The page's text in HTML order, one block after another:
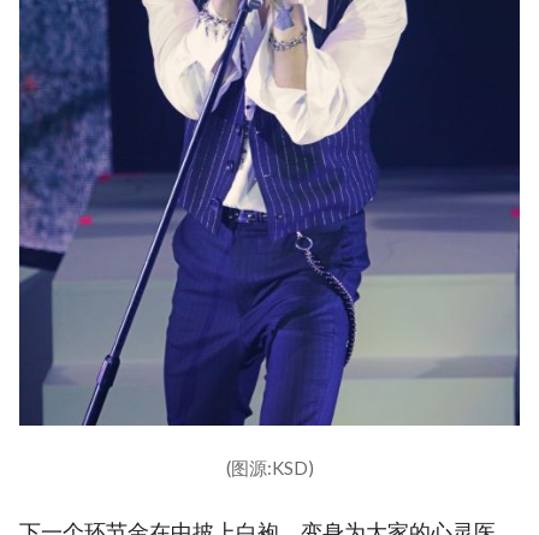
(图源:KSD)